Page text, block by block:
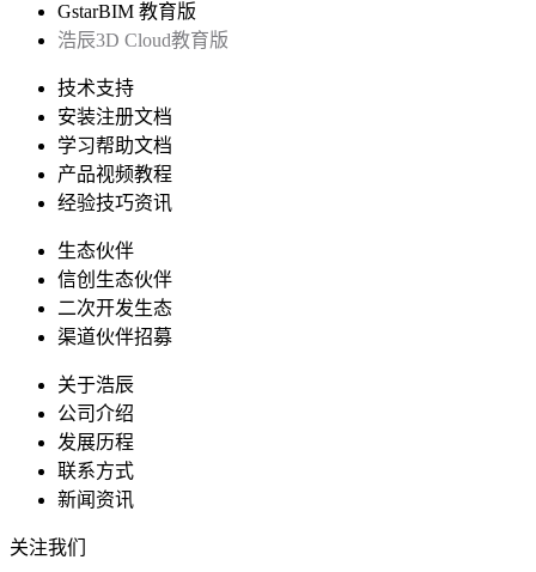
GstarBIM 教育版
浩辰3D Cloud教育版
技术支持
安装注册文档
学习帮助文档
产品视频教程
经验技巧资讯
生态伙伴
信创生态伙伴
二次开发生态
渠道伙伴招募
关于浩辰
公司介绍
发展历程
联系方式
新闻资讯
关注我们